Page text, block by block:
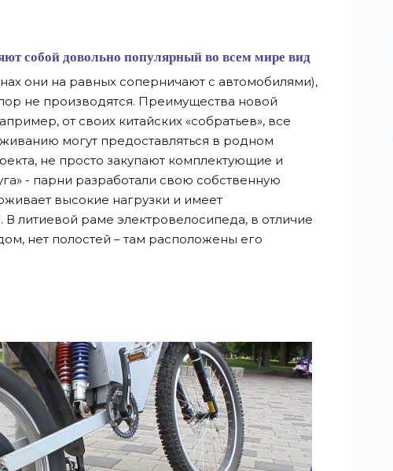
собой довольно популярный во всем мире вид
они на равных соперничают с автомобилями),
не производятся. Преимущества новой
от своих китайских «собратьев», все
могут предоставляться в родном
не просто закупают комплектующие и
- парни разработали свою собственную
высокие нагрузки и имеет
литиевой раме электровелосипеда, в отличие
нет полостей – там расположены его